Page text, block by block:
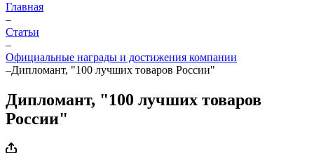
Главная
–
Статьи
–
Официальные награды и достижения компании
–Дипломант, "100 лучших товаров России"
Дипломант, "100 лучших товаров
России"